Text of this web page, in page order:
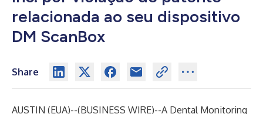
relacionada ao seu dispositivo
DM ScanBox
Share
AUSTIN (EUA)--(BUSINESS WIRE)--A Dental Monitoring